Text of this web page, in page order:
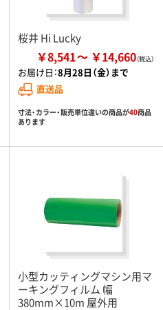
桜井 Hi Lucky
￥8,541 ￥14,660
お届け日：8月28日（金）まで
直送品
寸法・カラー・販売単位違いの商品が40商品
あります
小型カッティングマシン用マ
ーキングフィルム 幅
380mm×10m 屋外用